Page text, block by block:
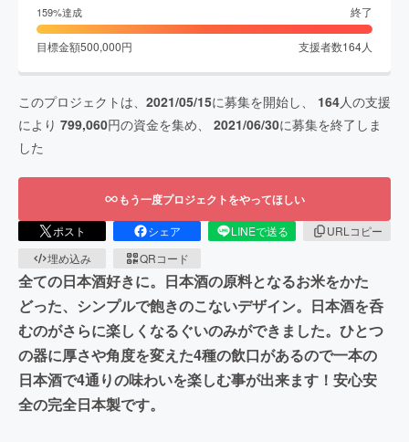
159%達成 終了
目標金額500,000円 支援者数164人
このプロジェクトは、 2021/05/15に募集を開始し、 164人の支援
により 799,060円の資金を集め、 2021/06/30に募集を終了しま
した
もう一度プロジェクトをやってほしい
ポスト シェア LINEで送る
URLコピー
埋め込み
QRコード
全ての日本酒好きに。日本酒の原料となるお米をかた
どった、シンプルで飽きのこないデザイン。日本酒を呑
むのがさらに楽しくなるぐいのみができました。ひとつ
の器に厚さや角度を変えた4種の飲口があるので一本の
日本酒で4通りの味わいを楽しむ事が出来ます！安心安
全の完全日本製です。